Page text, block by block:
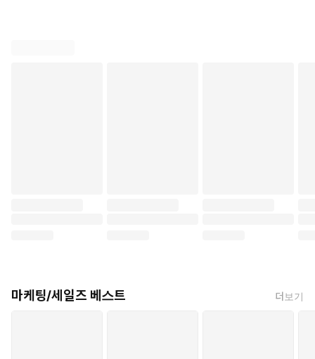
마케팅/세일즈 베스트 더보기